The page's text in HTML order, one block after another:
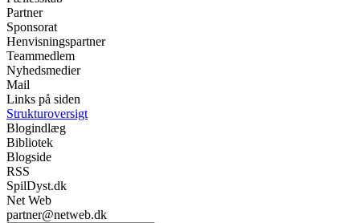
Partner
Sponsorat
Henvisningspartner
Teammedlem
Nyhedsmedier
Mail
Links på siden
Strukturoversigt
Blogindlæg
Bibliotek
Blogside
RSS
SpilDyst.dk
Net Web
partner@netweb.dk